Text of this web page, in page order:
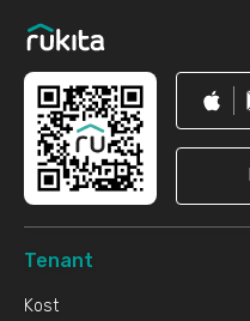
Tenant
Kost